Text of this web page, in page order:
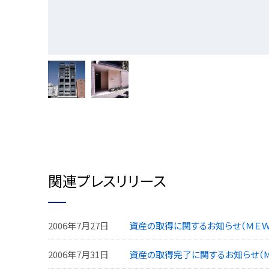
関連プレスリリース
2006年7月27日 資産の取得に関するお知らせ（ＭＥ
2006年7月31日 資産の取得完了に関するお知らせ（